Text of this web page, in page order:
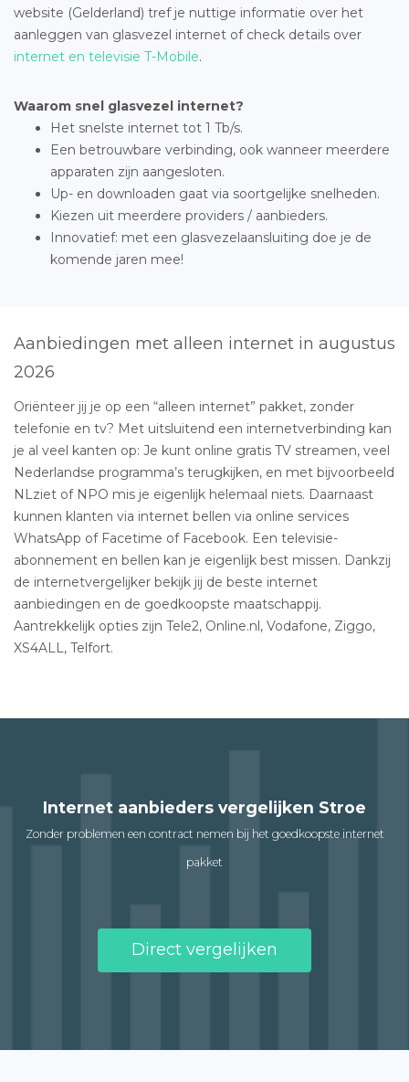
website (Gelderland) tref je nuttige informatie over het
aanleggen van glasvezel internet of check details over
internet en televisie T-Mobile.
Waarom snel glasvezel internet?
Het snelste internet tot 1 Tb/s.
Een betrouwbare verbinding, ook wanneer meerdere
apparaten zijn aangesloten.
Up- en downloaden gaat via soortgelijke snelheden.
Kiezen uit meerdere providers / aanbieders.
Innovatief: met een glasvezelaansluiting doe je de
komende jaren mee!
Aanbiedingen met alleen internet in augustus
2026
Oriënteer jij je op een “alleen internet” pakket, zonder
telefonie en tv? Met uitsluitend een internetverbinding kan
je al veel kanten op: Je kunt online gratis TV streamen, veel
Nederlandse programma’s terugkijken, en met bijvoorbeeld
NLziet of NPO mis je eigenlijk helemaal niets. Daarnaast
kunnen klanten via internet bellen via online services
WhatsApp of Facetime of Facebook. Een televisie-
abonnement en bellen kan je eigenlijk best missen. Dankzij
de internetvergelijker bekijk jij de beste internet
aanbiedingen en de goedkoopste maatschappij.
Aantrekkelijk opties zijn Tele2, Online.nl, Vodafone, Ziggo,
XS4ALL, Telfort.
Internet aanbieders vergelijken Stroe
Zonder problemen een contract nemen bij het goedkoopste internet
pakket
Direct vergelijken